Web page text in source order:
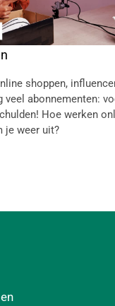
shoppen,
veel abonnementen:
Hoe werken
je weer uit?